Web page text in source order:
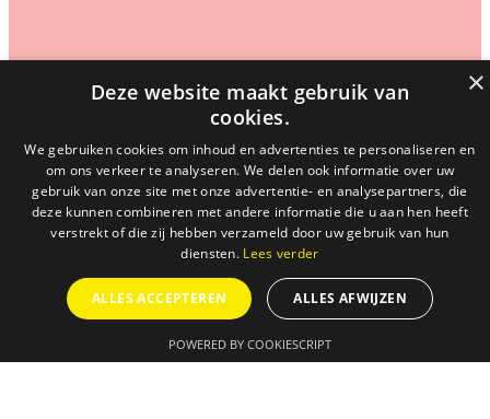
AGENDA
×
Deze website maakt gebruik van
cookies.
We gebruiken cookies om inhoud en advertenties te personaliseren en
om ons verkeer te analyseren. We delen ook informatie over uw
gebruik van onze site met onze advertentie- en analysepartners, die
deze kunnen combineren met andere informatie die u aan hen heeft
verstrekt of die zij hebben verzameld door uw gebruik van hun
diensten. Lees verder
ALLES ACCEPTEREN ALLES AFWIJZEN
POWERED BY COOKIESCRIPT